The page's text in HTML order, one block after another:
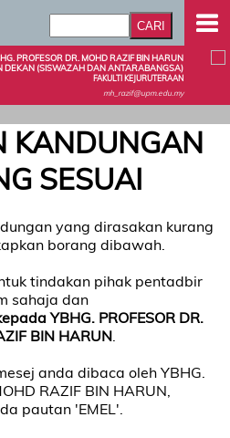
PROFESOR DR. MOHD RAZIF BIN HARUN
DEKAN (SISWAZAH DAN ANTARABANGSA)
FAKULTI KEJURUTERAAN
mh_razif@upm.edu.my
KANDUNGAN
SESUAI
yang dirasakan kurang
borang dibawah.
tindakan pihak pentadbir
sahaja dan
YBHG. PROFESOR DR.
BIN HARUN
anda dibaca oleh YBHG.
RAZIF BIN HARUN,
pautan 'EMEL'.